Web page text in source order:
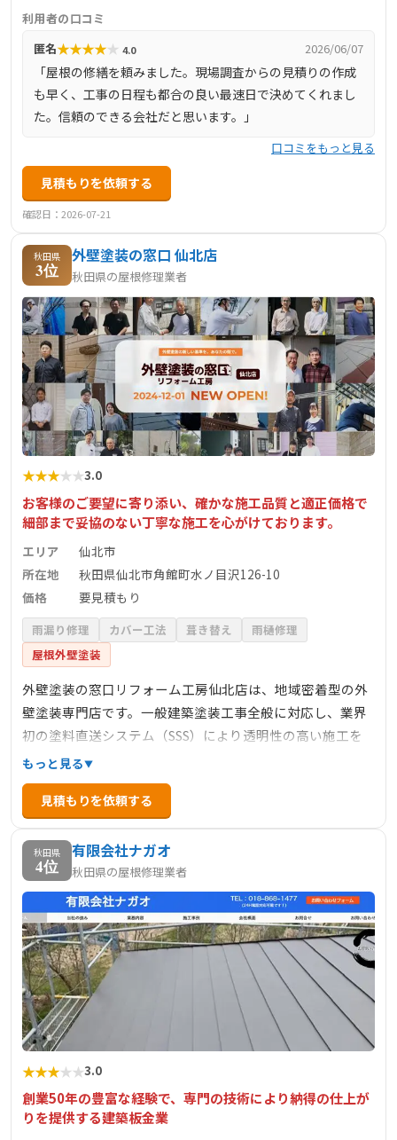
事まで、確かな技術で皆さまの暮らしの安心をサポートい
たします。
利用者の口コミ
匿名★★★★★ 4.0 2026/06/07
「屋根の修繕を頼みました。現場調査からの見積りの作成
も早く、工事の日程も都合の良い最速日で決めてくれまし
た。信頼のできる会社だと思います。」
口コミをもっと見る
見積もりを依頼する
確認日：2026-07-21
秋田県
3位
外壁塗装の窓口 仙北店
秋田県の屋根修理業者
★★★★★3.0
お客様のご要望に寄り添い、確かな施工品質と適正価格で
細部まで妥協のない丁寧な施工を心がけております。
エリア
仙北市
所在地
秋田県仙北市角館町水ノ目沢126-10
価格
要見積もり
雨漏り修理 カバー工法 葺き替え
雨樋修理
屋根外壁塗装
外壁塗装の窓口リフォーム工房仙北店は、地域密着型の外
壁塗装専門店です。一般建築塗装工事全般に対応し、業界
初の塗料直送システム（SSS）により透明性の高い施工を
実現。お客様の家を10年、20年先も美しく保つため、確か
な施工品質と適正価格でサービスを提供しております。角
館駅から約5分とアクセスも良好で、仙北市エリアのお客様
に安心の外壁塗装をお届けします。
もっと見る
見積もりを依頼する
秋田県
4位
有限会社ナガオ
秋田県の屋根修理業者
★★★★★3.0
創業50年の豊富な経験で、専門の技術により納得の仕上が
りを提供する建築板金業